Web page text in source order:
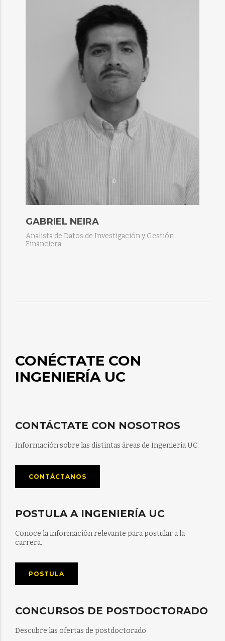
GABRIEL NEIRA
Analista de Datos de Investigación y Gestión
Financiera
CONÉCTATE CON
INGENIERÍA UC
CONTÁCTATE CON NOSOTROS
Información sobre las distintas áreas de Ingeniería UC.
CONTÁCTANOS
POSTULA A INGENIERÍA UC
Conoce la información relevante para postular a la
carrera.
POSTULA
CONCURSOS DE POSTDOCTORADO
Descubre las ofertas de postdoctorado